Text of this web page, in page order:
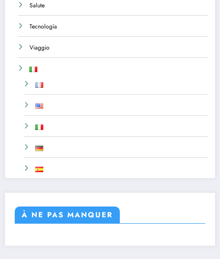
Salute
Tecnología
Viaggio
À NE PAS MANQUER